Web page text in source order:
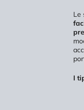
Le
I